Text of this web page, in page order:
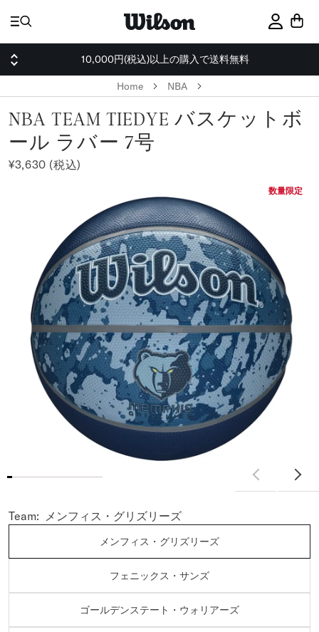
10,000円(税込)以上の購入で送料無料
サイン
Home NBA
NBA TEAM TIEDYE バスケットボ
ール ラバー 7号
¥3,630 (税込)
数量限定
Team: メンフィス・グリズリーズ
メンフィス・グリズリーズ
フェニックス・サンズ
ゴールデンステート・ウォリアーズ